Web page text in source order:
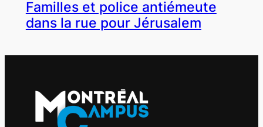
Familles et police antiémeute
dans la rue pour Jérusalem